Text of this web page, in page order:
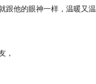
跟他的眼神一样，温暖又温
，